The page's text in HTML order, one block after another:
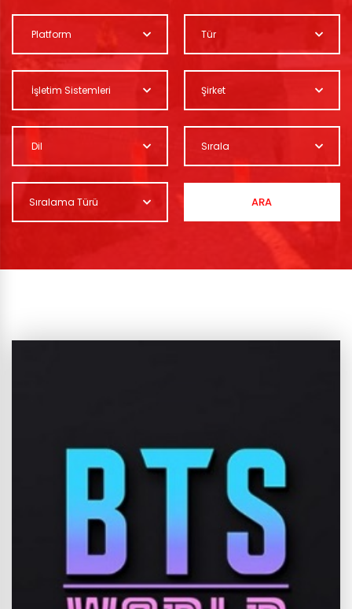
Platform Tür
İşletim Sistemleri Şirket
Dil Sırala
Sıralama Türü ARA